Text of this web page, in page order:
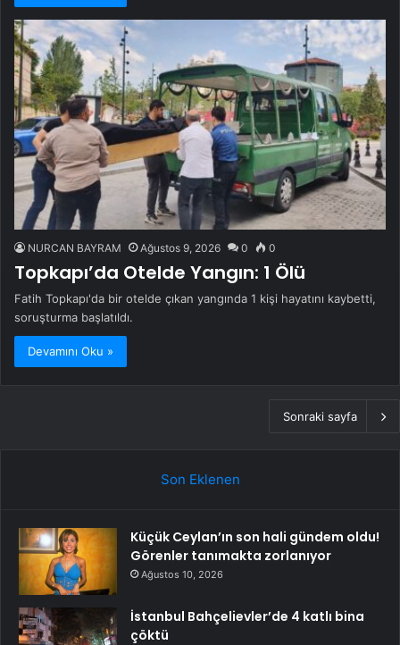
NURCAN BAYRAM Ağustos 9, 2026 0 0
Topkapı’da Otelde Yangın: 1 Ölü
Fatih Topkapı'da bir otelde çıkan yangında 1 kişi hayatını kaybetti,
soruşturma başlatıldı.
Devamını Oku »
Sonraki sayfa
Son Eklenen
Küçük Ceylan’ın son hali gündem oldu!
Görenler tanımakta zorlanıyor
Ağustos 10, 2026
İstanbul Bahçelievler’de 4 katlı bina
çöktü